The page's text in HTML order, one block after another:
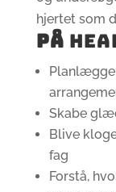
hjertet som
PÅ
Skabe
Blive
fag
Forstå,